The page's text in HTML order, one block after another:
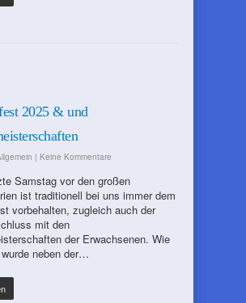
2025 & und
| Keine Kommentare
Samstag vor den großen
ist traditionell bei uns immer dem
vorbehalten, zugleich auch der
mit den
der Erwachsenen. Wie
neben der…